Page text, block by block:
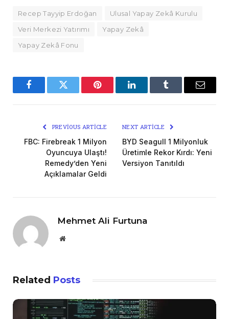
Recep Tayyip Erdoğan
Ulusal Yapay Zekâ Kurulu
Veri Merkezi Yatırımı
Yapay Zekâ
Yapay Zekâ Fonu
FacebookTwitter Pinterest LinkedInTumblr Email
PREVIOUS ARTICLE
FBC: Firebreak 1 Milyon
Oyuncuya Ulaştı!
Remedy’den Yeni
Açıklamalar Geldi
NEXT ARTICLE
BYD Seagull 1 Milyonluk
Üretimle Rekor Kırdı: Yeni
Versiyon Tanıtıldı
Mehmet Ali Furtuna
Website
Related Posts